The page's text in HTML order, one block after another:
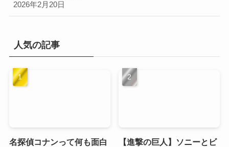
2026年2月20日
人気の記事
名探偵コナンって何も面白
【進撃の巨人】ソニーとビ